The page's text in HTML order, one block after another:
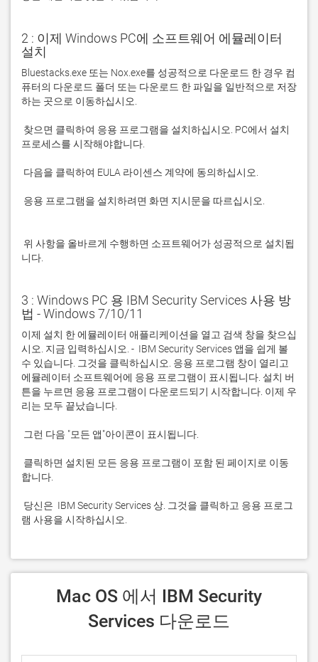
2 : 이제 Windows PC에 소프트웨어 에뮬레이터
설치
Bluestacks.exe 또는 Nox.exe를 성공적으로 다운로드 한 경우 컴
퓨터의 다운로드 폴더 또는 다운로드 한 파일을 일반적으로 저장
니다.
3 : Windows PC 용 IBM Security Services 사용 방
법 - Windows 7/10/11
이제 설치 한 에뮬레이터 애플리케이션을 열고 검색 창을 찾으십
시오. 지금 입력하십시오. -  IBM Security Services 앱을 쉽게 볼
수 있습니다. 그것을 클릭하십시오. 응용 프로그램 창이 열리고
에뮬레이터 소프트웨어에 응용 프로그램이 표시됩니다. 설치 버
튼을 누르면 응용 프로그램이 다운로드되기 시작합니다. 이제 우
램 사용을 시작하십시오.
Services 다운로드